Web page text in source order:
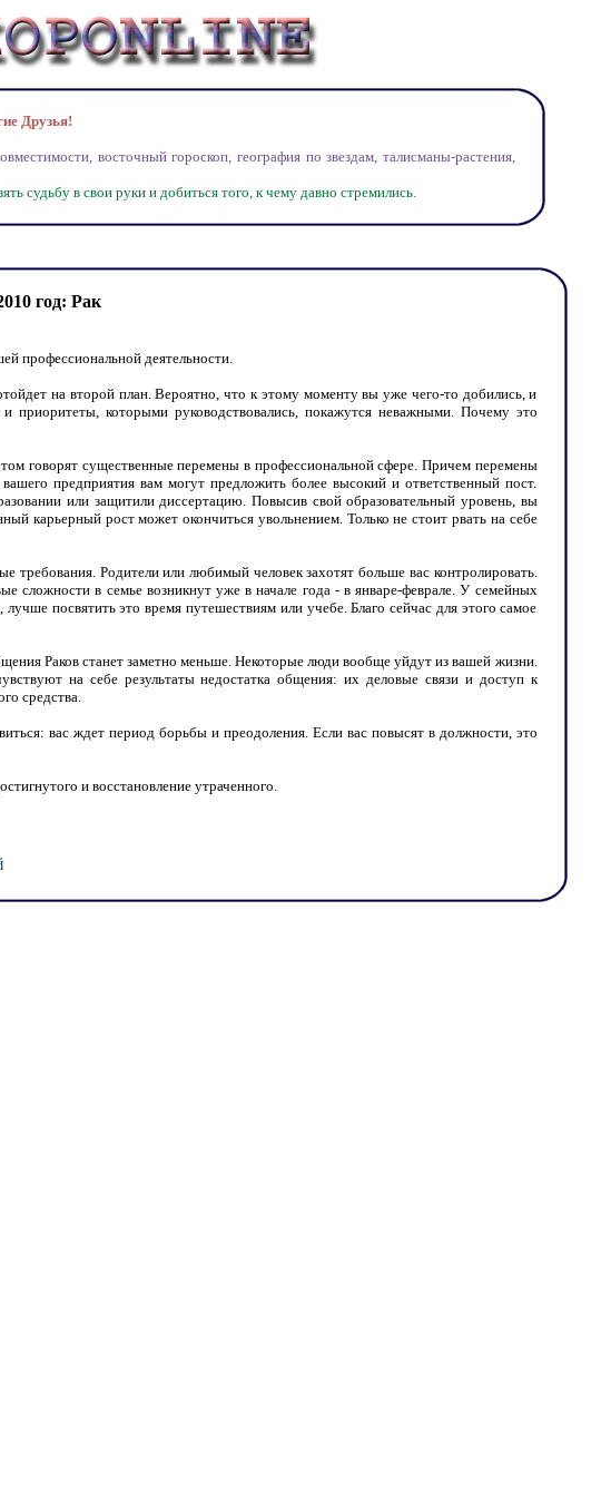
Друзья!
восточный гороскоп, география по звездам, талисманы-растения,
судьбу в свои руки и добиться того, к чему давно стремились.
год: Рак
профессиональной деятельности.
на второй план. Вероятно, что к этому моменту вы уже чего-то добились, и
которыми руководствовались, покажутся неважными. Почему это
говорят существенные перемены в профессиональной сфере. Причем перемены
предприятия вам могут предложить более высокий и ответственный пост.
или защитили диссертацию. Повысив свой образовательный уровень, вы
карьерный рост может окончиться увольнением. Только не стоит рвать на себе
Родители или любимый человек захотят больше вас контролировать.
сложности в семье возникнут уже в начале года - в январе-феврале. У семейных
посвятить это время путешествиям или учебе. Благо сейчас для этого самое
Раков станет заметно меньше. Некоторые люди вообще уйдут из вашей жизни.
на себе результаты недостатка общения: их деловые связи и доступ к
средства.
вас ждет период борьбы и преодоления. Если вас повысят в должности, это
и восстановление утраченного.